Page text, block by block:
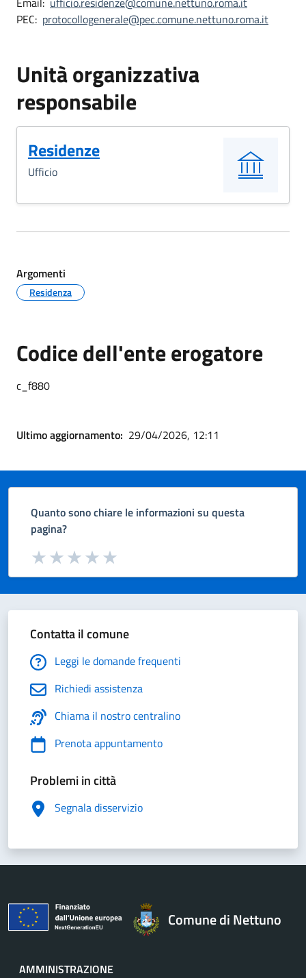
PEC: protocollogenerale@pec.comune.nettuno.roma.it
Unità organizzativa
responsabile
Residenze
Ufficio
Argomenti
Residenza
Codice dell'ente erogatore
c_f880
Ultimo aggiornamento: 29/04/2026, 12:11
Quanto sono chiare le informazioni su questa
pagina?
Valuta da 1 a 5 stelle la pagina
Valuta 5 stelle su 5
Valuta 4 stelle su 5
Valuta 3 stelle su 5
Valuta 2 stelle su 5
Valuta 1 stelle su 5
Contatta il comune
Leggi le domande frequenti
Richiedi assistenza
Chiama il nostro centralino
Prenota appuntamento
Problemi in città
Segnala disservizio
Comune di Nettuno
AMMINISTRAZIONE